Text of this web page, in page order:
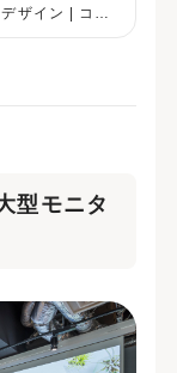
ザイン | コク
型モニタ